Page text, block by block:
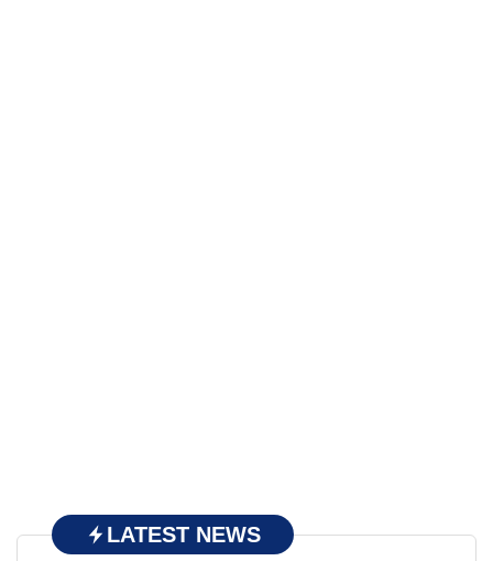
LATEST NEWS